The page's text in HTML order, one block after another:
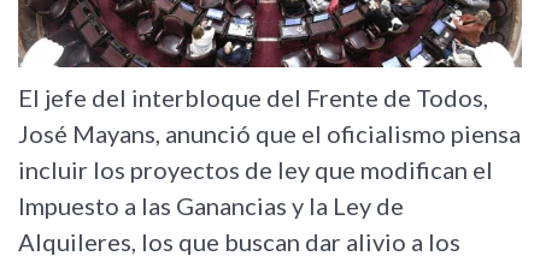
El jefe del interbloque del Frente de Todos,
José Mayans, anunció que el oficialismo piensa
incluir los proyectos de ley que modifican el
Impuesto a las Ganancias y la Ley de
Alquileres, los que buscan dar alivio a los